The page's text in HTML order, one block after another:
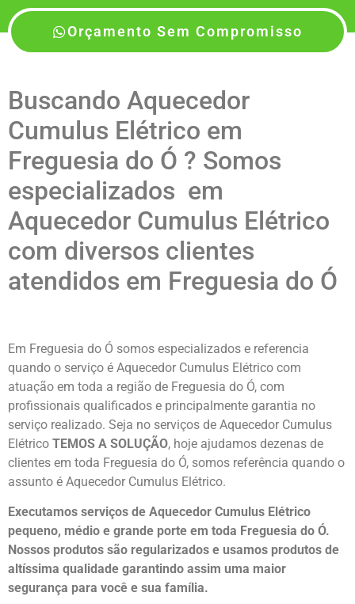
Orçamento Sem Compromisso
Buscando Aquecedor
Cumulus Elétrico em
Freguesia do Ó ? Somos
especializados em
Aquecedor Cumulus Elétrico
com diversos clientes
atendidos em Freguesia do Ó
Em Freguesia do Ó somos especializados e referencia
quando o serviço é Aquecedor Cumulus Elétrico com
atuação em toda a região de Freguesia do Ó, com
profissionais qualificados e principalmente garantia no
serviço realizado. Seja no serviços de Aquecedor Cumulus
Elétrico TEMOS A SOLUÇÃO, hoje ajudamos dezenas de
clientes em toda Freguesia do Ó, somos referência quando o
assunto é Aquecedor Cumulus Elétrico.
Executamos serviços de Aquecedor Cumulus Elétrico
pequeno, médio e grande porte em toda Freguesia do Ó.
Nossos produtos são regularizados e usamos produtos de
altíssima qualidade garantindo assim uma maior
segurança para você e sua família.